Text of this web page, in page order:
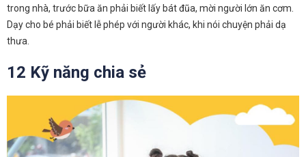
trong nhà, trước bữa ăn phải biết lấy bát đũa, mời người lớn ăn cơm.
Dạy cho bé phải biết lễ phép với người khác, khi nói chuyện phải dạ
thưa.
12 Kỹ năng chia sẻ